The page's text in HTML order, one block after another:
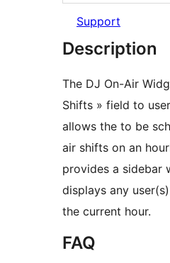
Support
Description
The DJ On-Air
Shifts » field to
allows the to be
air shifts on an
provides a sidebar
displays any
the current hour.
FAQ